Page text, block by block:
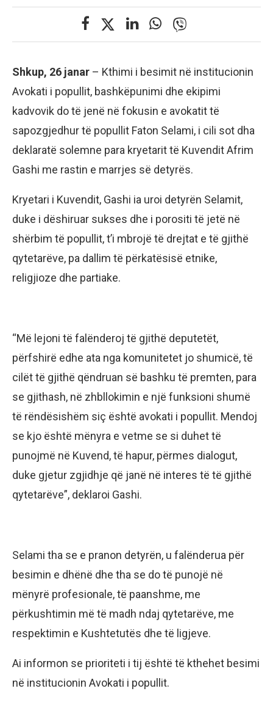
Shkup, 26 janar – Kthimi i besimit në institucionin
Avokati i popullit, bashkëpunimi dhe ekipimi
kadvovik do të jenë në fokusin e avokatit të
sapozgjedhur të popullit Faton Selami, i cili sot dha
deklaratë solemne para kryetarit të Kuvendit Afrim
Gashi me rastin e marrjes së detyrës.
Kryetari i Kuvendit, Gashi ia uroi detyrën Selamit,
duke i dëshiruar sukses dhe i porositi të jetë në
shërbim të popullit, t’i mbrojë të drejtat e të gjithë
qytetarëve, pa dallim të përkatësisë etnike,
religjioze dhe partiake.
“Më lejoni të falënderoj të gjithë deputetët,
përfshirë edhe ata nga komunitetet jo shumicë, të
cilët të gjithë qëndruan së bashku të premten, para
se gjithash, në zhbllokimin e një funksioni shumë
të rëndësishëm siç është avokati i popullit. Mendoj
se kjo është mënyra e vetme se si duhet të
punojmë në Kuvend, të hapur, përmes dialogut,
duke gjetur zgjidhje që janë në interes të të gjithë
qytetarëve”, deklaroi Gashi.
Selami tha se e pranon detyrën, u falënderua për
besimin e dhënë dhe tha se do të punojë në
mënyrë profesionale, të paanshme, me
përkushtimin më të madh ndaj qytetarëve, me
respektimin e Kushtetutës dhe të ligjeve.
Ai informon se prioriteti i tij është të kthehet besimi
në institucionin Avokati i popullit.